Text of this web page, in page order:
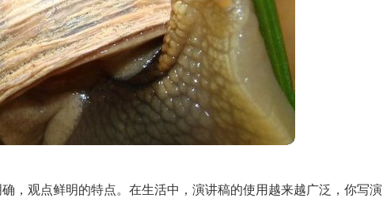
，观点鲜明的特点。在生活中，演讲稿的使用越来越广泛，你写演